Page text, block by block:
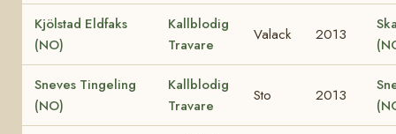
Kjölstad Eldfaks
(NO)
Kallblodig
Travare
Valack 2013
Sneves Tingeling
(NO)
Kallblodig
Travare
Sto 2013